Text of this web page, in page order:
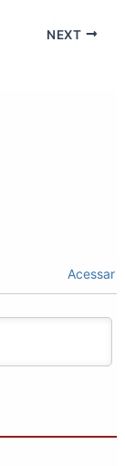
NEXT
Acessar